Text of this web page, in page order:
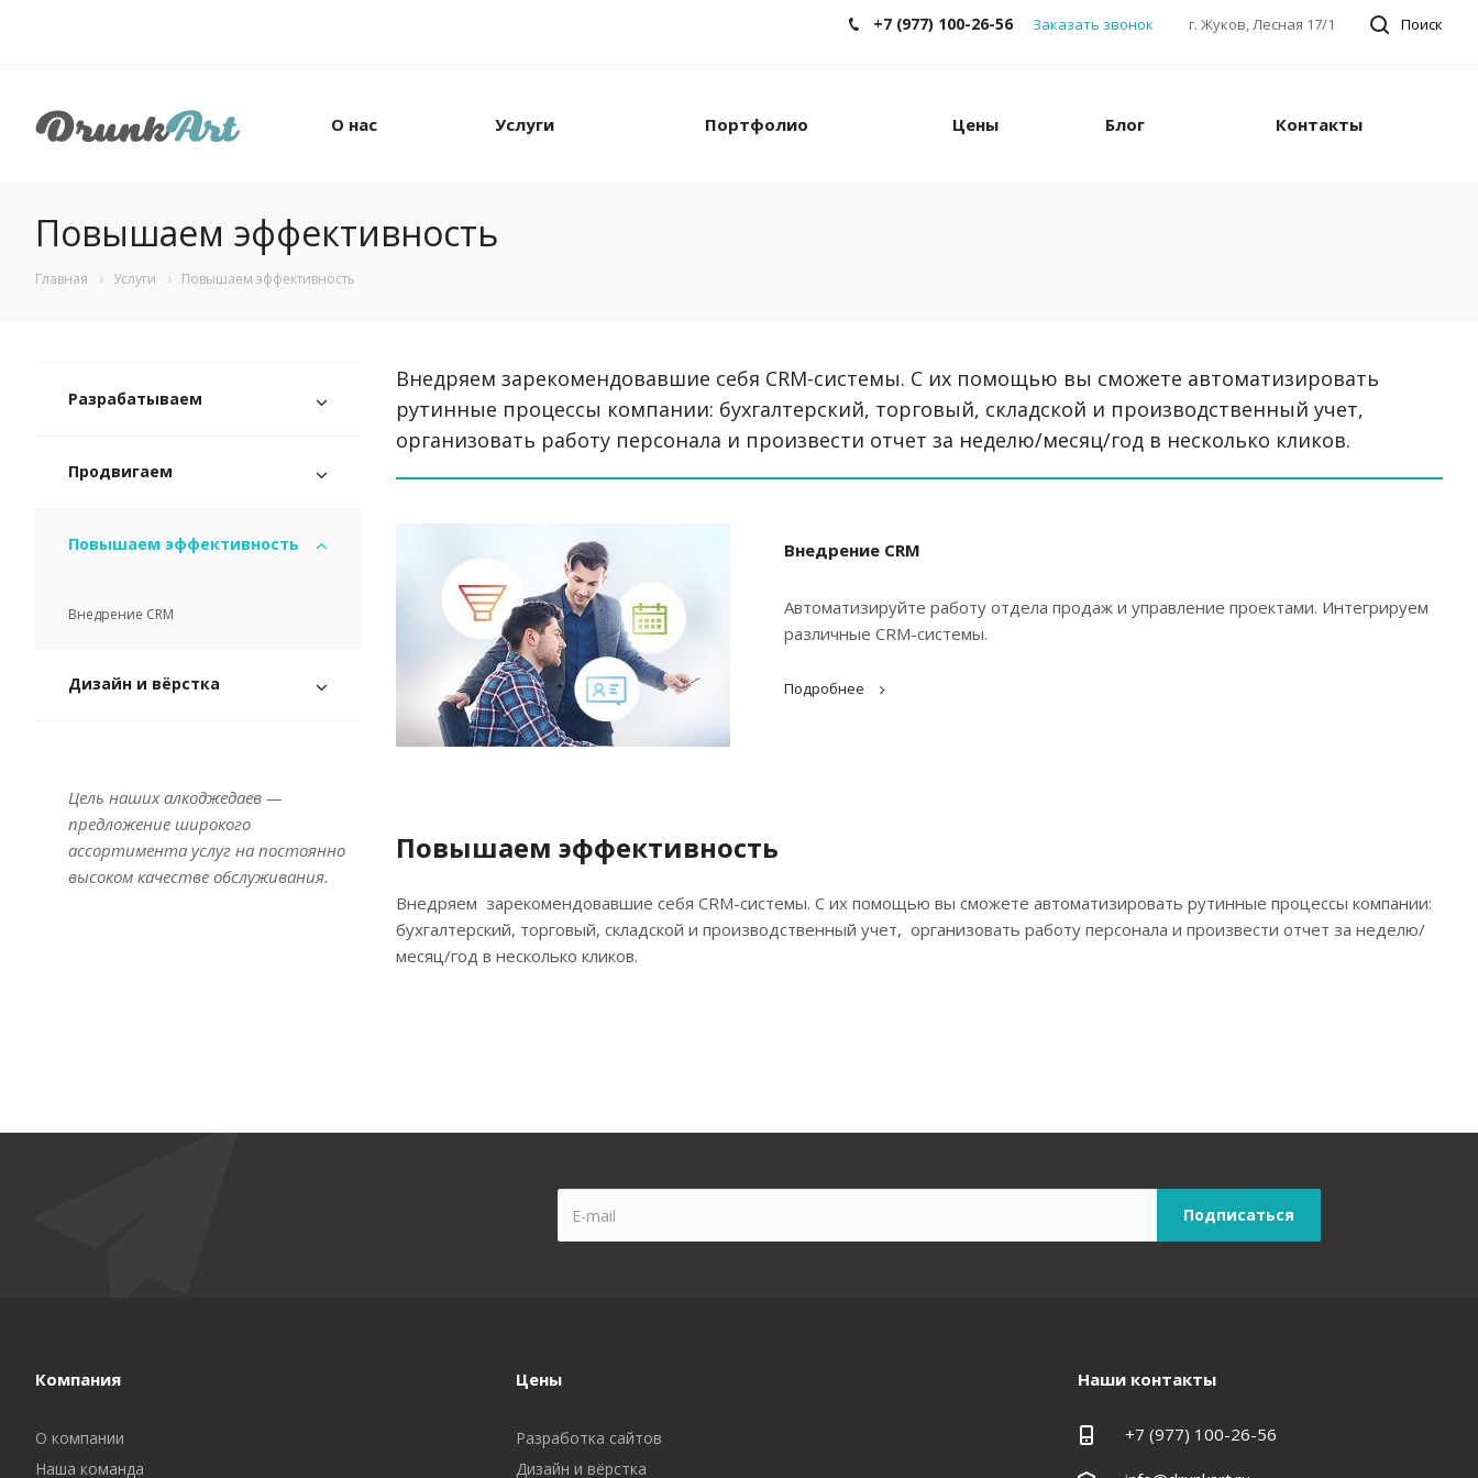
Поиск
г. Жуков, Лесная 17/1
+7 (977) 100-26-56 Заказать звонок
О нас Услуги Портфолио Цены Блог Контакты
Повышаем эффективность
Главная Услуги Повышаем эффективность
Разрабатываем
Продвигаем
Повышаем эффективность
Внедрение CRM
Дизайн и вёрстка
Цель наших алкоджедаев —
предложение широкого
ассортимента услуг на постоянно
высоком качестве обслуживания.
Внедряем зарекомендовавшие себя CRM-системы. С их помощью вы сможете автоматизировать
рутинные процессы компании: бухгалтерский, торговый, складской и производственный учет,
организовать работу персонала и произвести отчет за неделю/месяц/год в несколько кликов.
Внедрение CRM
Автоматизируйте работу отдела продаж и управление проектами. Интегрируем
различные CRM-системы.
Подробнее
Повышаем эффективность
Внедряем зарекомендовавшие себя CRM-системы. С их помощью вы сможете автоматизировать рутинные процессы компании:
бухгалтерский, торговый, складской и производственный учет, организовать работу персонала и произвести отчет за неделю/
месяц/год в несколько кликов.
Компания
О компании
Наша команда
Цены
Разработка сайтов
Дизайн и вёрстка
Наши контакты
+7 (977) 100-26-56